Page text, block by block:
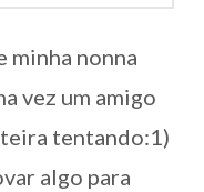
minha nonna
vez um amigo
tentando:1)
algo para